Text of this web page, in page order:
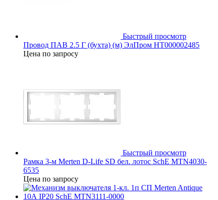
Быстрый просмотр
Провод ПАВ 2.5 Г (бухта) (м) ЭлПром НТ000002485
Цена по запросу
Быстрый просмотр
Рамка 3-м Merten D-Life SD бел. лотос SchE MTN4030-
6535
Цена по запросу